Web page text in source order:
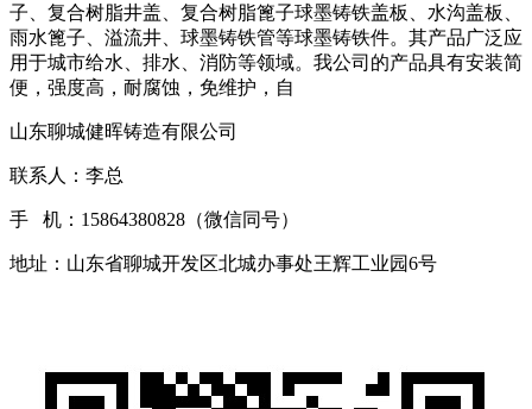
子、复合树脂井盖、复合树脂篦子球墨铸铁盖板、水沟盖板、
雨水篦子、溢流井、球墨铸铁管等球墨铸铁件。其产品广泛应
用于城市给水、排水、消防等领域。我公司的产品具有安装简
便，强度高，耐腐蚀，免维护，自
山东聊城健晖铸造有限公司
联系人：李总
手 机：15864380828（微信同号）
地址：山东省聊城开发区北城办事处王辉工业园6号